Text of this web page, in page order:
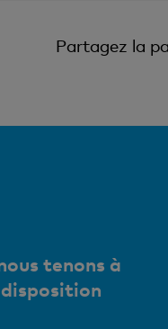
Partagez la
tenons à